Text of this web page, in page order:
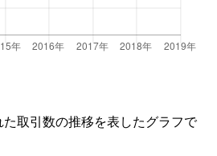
取引数の推移を表したグラフで